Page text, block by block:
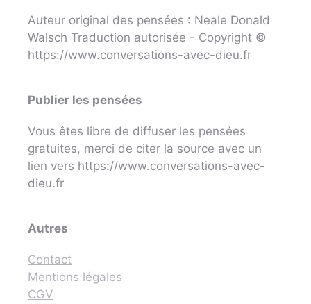
Auteur original des pensées : Neale Donald
Walsch Traduction autorisée - Copyright ©
https://www.conversations-avec-dieu.fr
Publier les pensées
Vous êtes libre de diffuser les pensées
gratuites, merci de citer la source avec un
lien vers https://www.conversations-avec-
dieu.fr
Autres
Contact
Mentions légales
CGV